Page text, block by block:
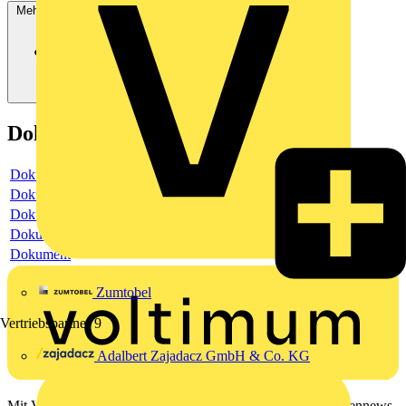
Zumtobel
Vertriebspartner 9
Adalbert Zajadacz GmbH & Co. KG
Mehr anzeigen
Dokumente
Dokument
Dokument
Dokument
Dokument
Dokument